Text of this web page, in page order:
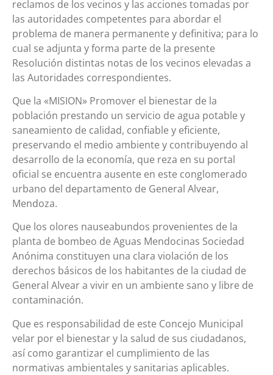
reclamos de los vecinos y las acciones tomadas por
las autoridades competentes para abordar el
problema de manera permanente y definitiva; para lo
cual se adjunta y forma parte de la presente
Resolución distintas notas de los vecinos elevadas a
las Autoridades correspondientes.
Que la «MISION» Promover el bienestar de la
población prestando un servicio de agua potable y
saneamiento de calidad, confiable y eficiente,
preservando el medio ambiente y contribuyendo al
desarrollo de la economía, que reza en su portal
oficial se encuentra ausente en este conglomerado
urbano del departamento de General Alvear,
Mendoza.
Que los olores nauseabundos provenientes de la
planta de bombeo de Aguas Mendocinas Sociedad
Anónima constituyen una clara violación de los
derechos básicos de los habitantes de la ciudad de
General Alvear a vivir en un ambiente sano y libre de
contaminación.
Que es responsabilidad de este Concejo Municipal
velar por el bienestar y la salud de sus ciudadanos,
así como garantizar el cumplimiento de las
normativas ambientales y sanitarias aplicables.